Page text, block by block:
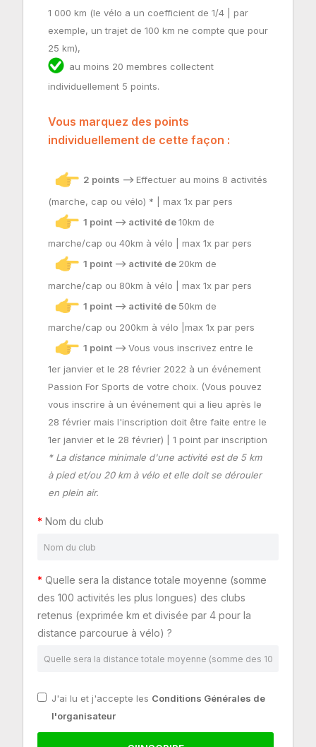
1 000 km (le vélo a un coefficient de 1/4 | par
exemple, un trajet de 100 km ne compte que pour
25 km),
au moins 20 membres collectent
individuellement 5 points.
Vous marquez des points
individuellement de cette façon :
2 points --> Effectuer au moins 8 activités
(marche, cap ou vélo) * | max 1x par pers
1 point --> activité de10km de
marche/cap ou 40km à vélo | max 1x par pers
1 point --> activité de 20km de
marche/cap ou 80km à vélo | max 1x par pers
1 point --> activité de 50km de
marche/cap ou 200km à vélo |max 1x par pers
1 point -->Vous vous inscrivez entre le
1er janvier et le 28 février 2022 à un événement
Passion For Sports de votre choix. (Vous pouvez
vous inscrire à un événement qui a lieu après le
28 février mais l'inscription doit être faite entre le
1er janvier et le 28 février) | 1 point par inscription
* La distance minimale d'une activité est de 5 km
à pied et/ou 20 km à vélo et elle doit se dérouler
en plein air.
Nom du club
Quelle sera la distance totale moyenne (somme
des 100 activités les plus longues) des clubs
retenus (exprimée km et divisée par 4 pour la
distance parcourue à vélo) ?
J'ai lu et j'accepte les Conditions Générales de
l'organisateur